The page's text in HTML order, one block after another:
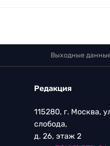
Выходные
Редакция
115280, г. Москва,
слобода,
д. 26, этаж 2